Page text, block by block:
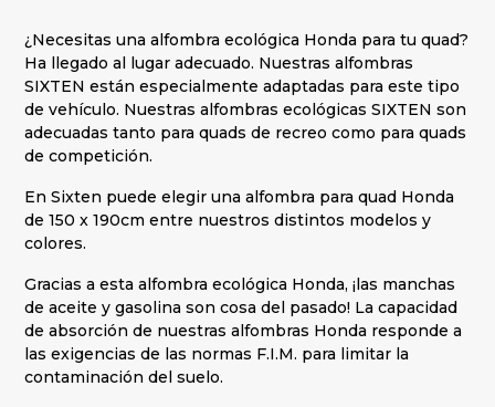
¿Necesitas una alfombra ecológica Honda para tu quad?
Ha llegado al lugar adecuado. Nuestras alfombras
SIXTEN están especialmente adaptadas para este tipo
de vehículo. Nuestras alfombras ecológicas SIXTEN son
adecuadas tanto para quads de recreo como para quads
de competición.
En Sixten puede elegir una alfombra para quad Honda
de 150 x 190cm entre nuestros distintos modelos y
colores.
Gracias a esta alfombra ecológica Honda, ¡las manchas
de aceite y gasolina son cosa del pasado! La capacidad
de absorción de nuestras alfombras Honda responde a
las exigencias de las normas F.I.M. para limitar la
contaminación del suelo.